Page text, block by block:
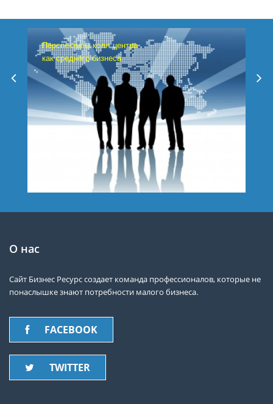
Перспективы колл центра
как среднего бизнеса
О нас
Сайт Бизнес Ресурс создает команда профессионалов, которые не
понаслышке знают потребности малого бизнеса.
FACEBOOK
TWITTER